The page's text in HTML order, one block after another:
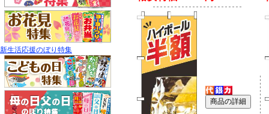
新生活応援のぼり特集